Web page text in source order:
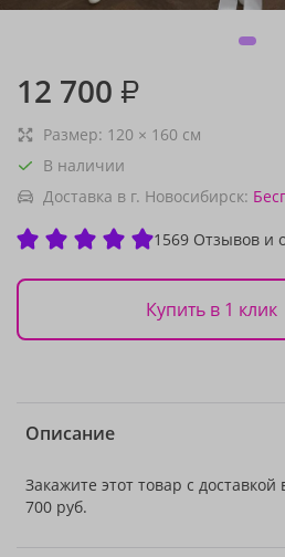
12 700 ₽
Размер: 120 × 160 см
В наличии
Доставка в г. Новосибирск:
1569 Отзывов и
Купить в 1 клик
Описание
Закажите этот товар с
700 руб.